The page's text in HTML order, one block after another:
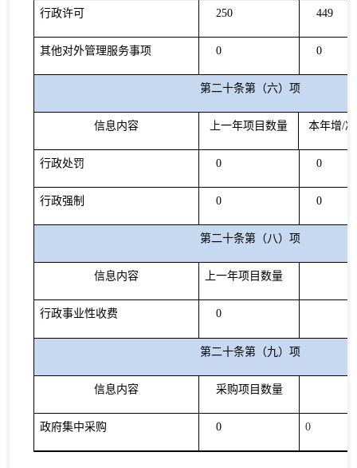
行政许可 250 449
其他对外管理服务事项 0 0
第二十条第（六）项
信息内容 上一年项目数量 本年增/减
行政处罚 0 0
行政强制 0 0
第二十条第（八）项
信息内容 上一年项目数量
行政事业性收费 0
第二十条第（九）项
信息内容 采购项目数量
政府集中采购 0 0